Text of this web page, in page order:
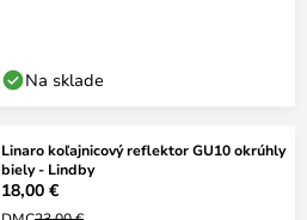
Na sklade
Linaro koľajnicový reflektor GU10 okrúhly
biely - Lindby
18,00 €